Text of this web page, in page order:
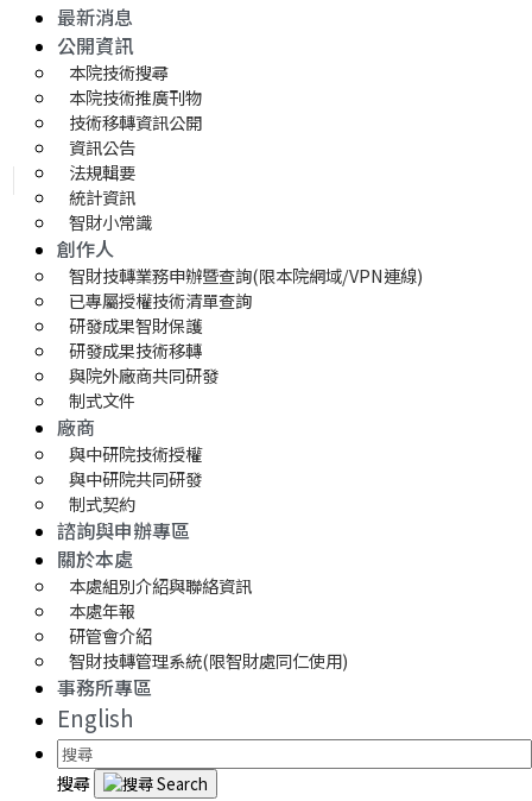
最新消息
公開資訊
本院技術搜尋
本院技術推廣刊物
技術移轉資訊公開
資訊公告
法規輯要
統計資訊
智財小常識
創作人
智財技轉業務申辦暨查詢(限本院網域/VPN連線)
已專屬授權技術清單查詢
研發成果智財保護
研發成果技術移轉
與院外廠商共同研發
制式文件
廠商
與中研院技術授權
與中研院共同研發
制式契約
諮詢與申辦專區
關於本處
本處組別介紹與聯絡資訊
本處年報
研管會介紹
智財技轉管理系統(限智財處同仁使用)
事務所專區
English
搜尋